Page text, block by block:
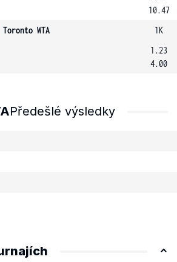
10.47
Toronto WTA
1K
1.23
4.00
Předešlé výsledky